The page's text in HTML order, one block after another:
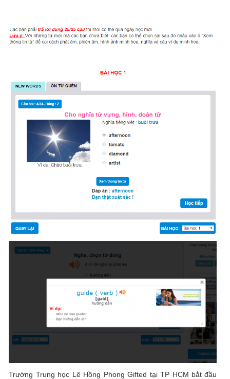
Trường Trung học Lê Hồng Phong Gifted tại TP HCM bắt đầu